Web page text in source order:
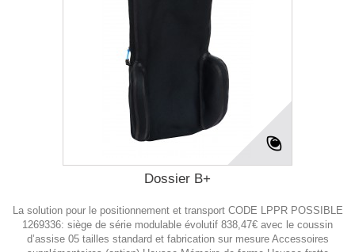
Dossier B+
La solution pour le positionnement et transport CODE LPPR POSSIBLE
1269336: siège de série modulable évolutif 838,47€ avec le coussin
d’assise 05 tailles standard et fabrication sur mesure Accessoires